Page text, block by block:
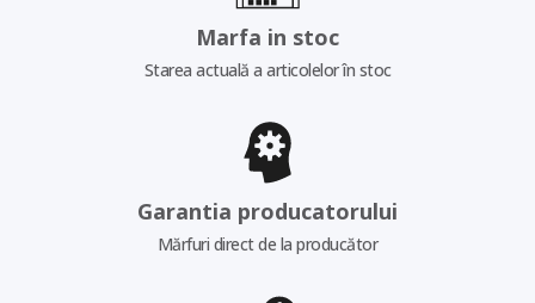
Marfa in stoc
Starea actuală a articolelor în stoc
Garantia producatorului
Mărfuri direct de la producător